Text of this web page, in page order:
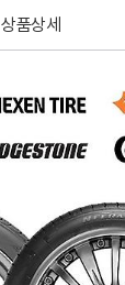
상품상세